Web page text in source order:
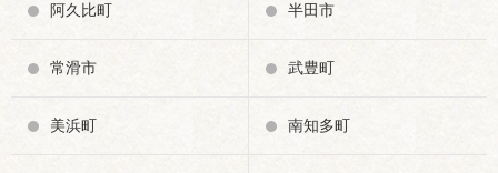
阿久比町 半田市
常滑市 武豊町
美浜町 南知多町